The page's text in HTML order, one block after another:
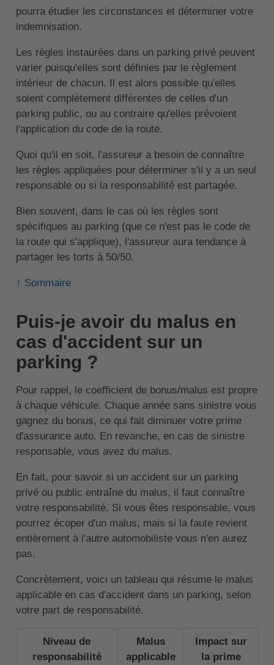
pourra étudier les circonstances et déterminer votre
indemnisation.
Les règles instaurées dans un parking privé peuvent
varier puisqu'elles sont définies par le règlement
intérieur de chacun. Il est alors possible qu'elles
soient complètement différentes de celles d'un
parking public, ou au contraire qu'elles prévoient
l'application du code de la route.
Quoi qu'il en soit, l'assureur a besoin de connaître
les règles appliquées pour déterminer s'il y a un seul
responsable ou si la responsabilité est partagée.
Bien souvent, dans le cas où les règles sont
spécifiques au parking (que ce n'est pas le code de
la route qui s'applique), l'assureur aura tendance à
partager les torts à 50/50.
↑ Sommaire
Puis-je avoir du malus en
cas d'accident sur un
parking ?
Pour rappel, le coefficient de bonus/malus est propre
à chaque véhicule. Chaque année sans sinistre vous
gagnez du bonus, ce qui fait diminuer votre prime
d'assurance auto. En revanche, en cas de sinistre
responsable, vous avez du malus.
En fait, pour savoir si un accident sur un parking
privé ou public entraîne du malus, il faut connaître
votre responsabilité. Si vous êtes responsable, vous
pourrez écoper d'un malus, mais si la faute revient
entièrement à l'autre automobiliste vous n'en aurez
pas.
Concrètement, voici un tableau qui résume le malus
applicable en cas d'accident dans un parking, selon
votre part de responsabilité.
Niveau de
responsabilité
Malus
applicable
Impact sur
la prime